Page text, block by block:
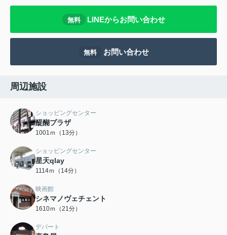
無料 LINEからお問い合わせ
無料 お問い合わせ
周辺施設
ショッピングセンター
醍醐プラザ
1001ｍ（13分）
ショッピングセンター
星天qlay
1114ｍ（14分）
映画館
シネマノヴェチェント
1610ｍ（21分）
デパート